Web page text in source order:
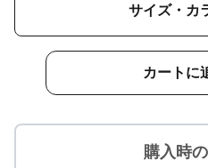
サイズ・カ
カートに
購入時